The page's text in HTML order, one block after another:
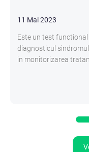
11 Mai 2023
Este un test
diagnosticul
in monitorizarea